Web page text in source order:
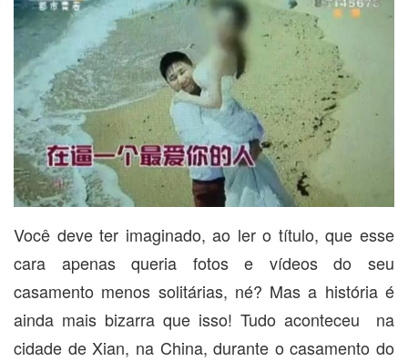
Você deve ter imaginado, ao ler o título, que esse
cara apenas queria fotos e vídeos do seu
casamento menos solitárias, né? Mas a história é
ainda mais bizarra que isso! Tudo aconteceu na
cidade de Xian, na China, durante o casamento do